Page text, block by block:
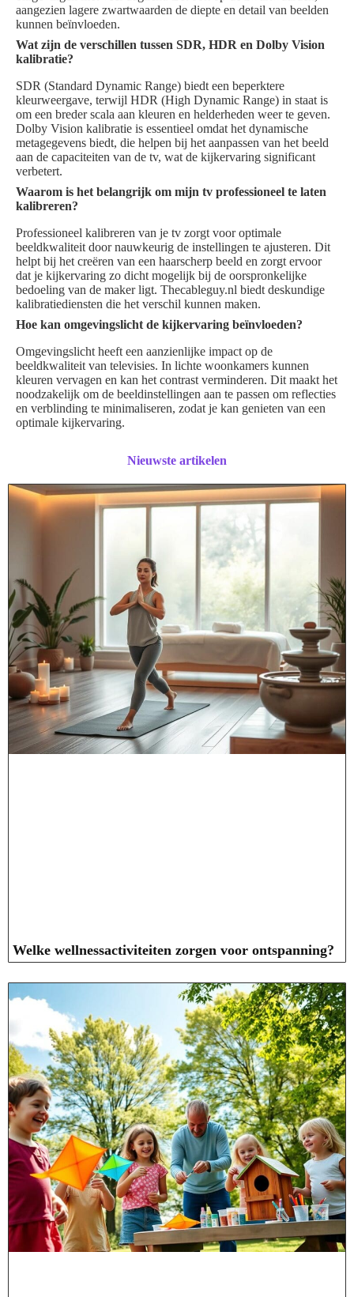
aangezien lagere zwartwaarden de diepte en detail van beelden
kunnen beïnvloeden.
Wat zijn de verschillen tussen SDR, HDR en Dolby Vision
kalibratie?
SDR (Standard Dynamic Range) biedt een beperktere
kleurweergave, terwijl HDR (High Dynamic Range) in staat is
om een breder scala aan kleuren en helderheden weer te geven.
Dolby Vision kalibratie is essentieel omdat het dynamische
metagegevens biedt, die helpen bij het aanpassen van het beeld
aan de capaciteiten van de tv, wat de kijkervaring significant
verbetert.
Waarom is het belangrijk om mijn tv professioneel te laten
kalibreren?
Professioneel kalibreren van je tv zorgt voor optimale
beeldkwaliteit door nauwkeurig de instellingen te ajusteren. Dit
helpt bij het creëren van een haarscherp beeld en zorgt ervoor
dat je kijkervaring zo dicht mogelijk bij de oorspronkelijke
bedoeling van de maker ligt. Thecableguy.nl biedt deskundige
kalibratiediensten die het verschil kunnen maken.
Hoe kan omgevingslicht de kijkervaring beïnvloeden?
Omgevingslicht heeft een aanzienlijke impact op de
beeldkwaliteit van televisies. In lichte woonkamers kunnen
kleuren vervagen en kan het contrast verminderen. Dit maakt het
noodzakelijk om de beeldinstellingen aan te passen om reflecties
en verblinding te minimaliseren, zodat je kan genieten van een
optimale kijkervaring.
Nieuwste artikelen
Welke wellnessactiviteiten zorgen voor ontspanning?